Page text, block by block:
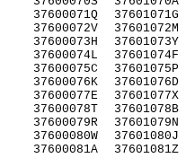
37600071Q
37600072V
37600073H
37600074L
37600075C
37600076K
37600077E
37600078T
37600079R
37600080W
37600081A
37601071G
37601072M
37601073Y
37601074F
37601075P
37601076D
37601077X
37601078B
37601079N
37601080J
37601081Z